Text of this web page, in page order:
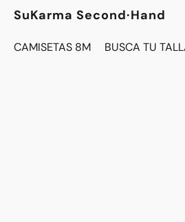
SuKarma Second·Hand
CAMISETAS 8M BUSCA TU